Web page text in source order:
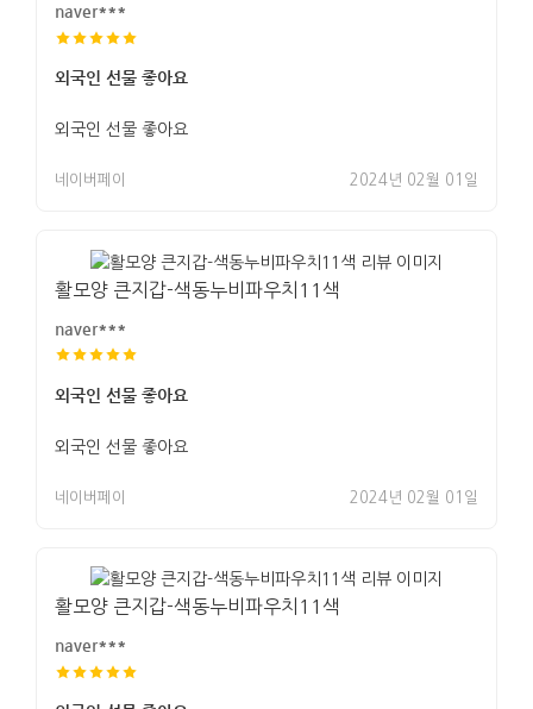
naver***
외국인 선물 좋아요
외국인 선물 좋아요
네이버페이 2024년 02월 01일
활모양 큰지갑-색동누비파우치11색
naver***
외국인 선물 좋아요
외국인 선물 좋아요
네이버페이 2024년 02월 01일
활모양 큰지갑-색동누비파우치11색
naver***